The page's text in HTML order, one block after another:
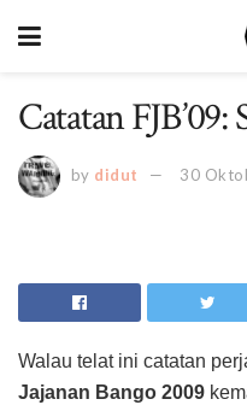
Catatan
by didut 30
Walau telat ini catatan
Jajanan Bango 2009